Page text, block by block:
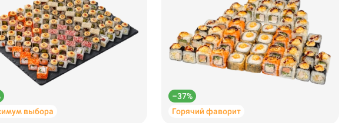
выбора
–37%
Горячий фаворит